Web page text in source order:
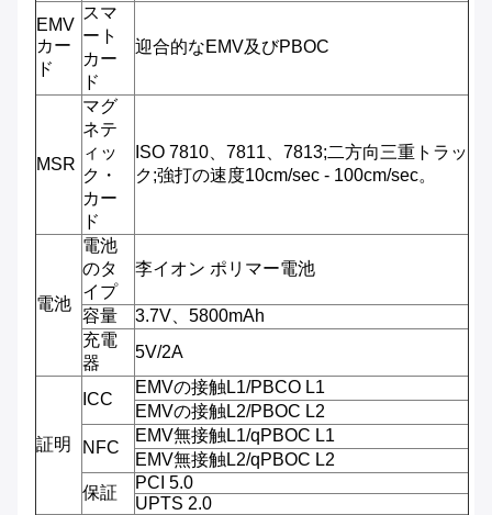
EMV
カー
ド
スマ
ート
カー
ド
迎合的なEMV及びPBOC
MSR
マグ
ネテ
ィッ
ク・
カー
ド
ISO 7810、7811、7813;二方向三重トラッ
ク;強打の速度10cm/sec - 100cm/sec。
電池
電池
のタ
イプ
李イオン ポリマー電池
容量
3.7V、5800mAh
充電
器
5V/2A
証明
ICC
EMVの接触L1/PBCO L1
EMVの接触L2/PBOC L2
NFC
EMV無接触L1/qPBOC L1
EMV無接触L2/qPBOC L2
保証
PCI 5.0
UPTS 2.0